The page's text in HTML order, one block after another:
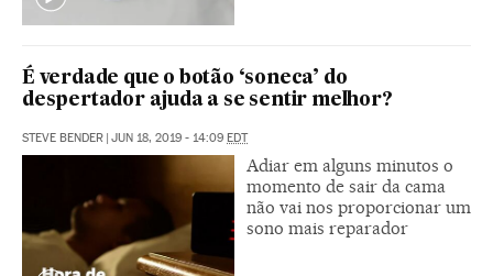
É verdade que o botão ‘soneca’ do
despertador ajuda a se sentir melhor?
STEVE BENDER | JUN 18, 2019 - 14:09 EDT
Adiar em alguns minutos o
momento de sair da cama
não vai nos proporcionar um
sono mais reparador